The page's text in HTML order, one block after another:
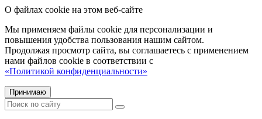
О файлах cookie на этом веб-сайте
Мы применяем файлы cookie для персонализации и
повышения удобства пользования нашим сайтом.
Продолжая просмотр сайта, вы соглашаетесь с применением
нами файлов cookie в соответствии с
«Политикой конфиденциальности»
Принимаю